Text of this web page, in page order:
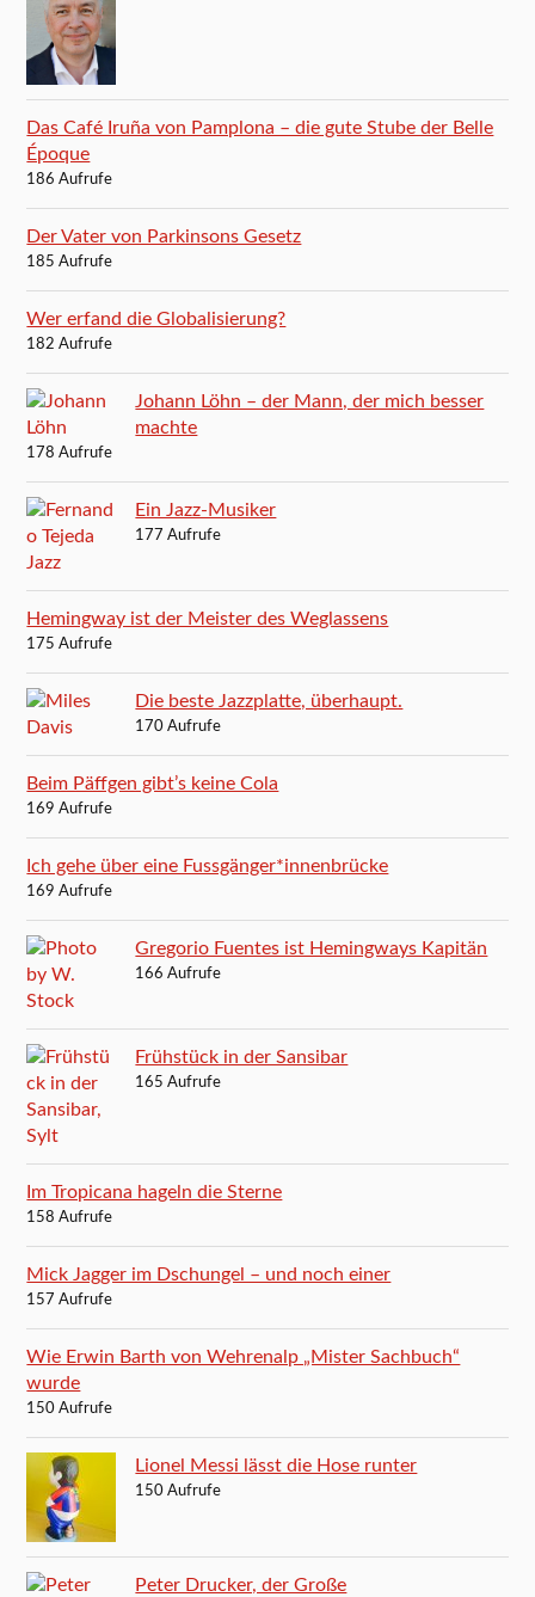
Das Café Iruña von Pamplona – die gute Stube der Belle
Époque
186 Aufrufe
Der Vater von Parkinsons Gesetz
185 Aufrufe
Wer erfand die Globalisierung?
182 Aufrufe
Johann Löhn – der Mann, der mich besser
machte
178 Aufrufe
Ein Jazz-Musiker
177 Aufrufe
Hemingway ist der Meister des Weglassens
175 Aufrufe
Die beste Jazzplatte, überhaupt.
170 Aufrufe
Beim Päffgen gibt’s keine Cola
169 Aufrufe
Ich gehe über eine Fussgänger*innenbrücke
169 Aufrufe
Gregorio Fuentes ist Hemingways Kapitän
166 Aufrufe
Frühstück in der Sansibar
165 Aufrufe
Im Tropicana hageln die Sterne
158 Aufrufe
Mick Jagger im Dschungel – und noch einer
157 Aufrufe
Wie Erwin Barth von Wehrenalp „Mister Sachbuch“
wurde
150 Aufrufe
Lionel Messi lässt die Hose runter
150 Aufrufe
Peter Drucker, der Große